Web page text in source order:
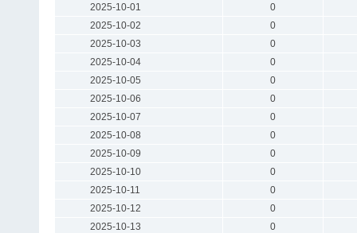
2025-10-01
0
2025-10-02
0
2025-10-03
0
2025-10-04
0
2025-10-05
0
2025-10-06
0
2025-10-07
0
2025-10-08
0
2025-10-09
0
2025-10-10
0
2025-10-11
0
2025-10-12
0
2025-10-13
0